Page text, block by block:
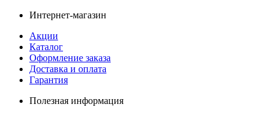
Интернет-магазин
Акции
Каталог
Оформление заказа
Доставка и оплата
Гарантия
Полезная информация